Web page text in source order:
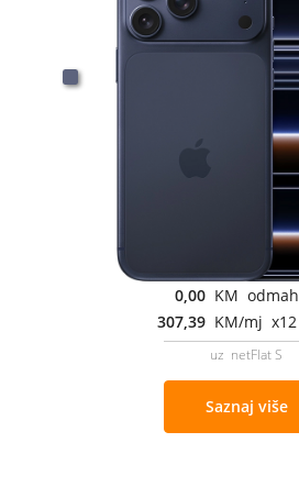
0,00 KM odmah
307,39 KM/mj x12
uz netFlat S
Saznaj više